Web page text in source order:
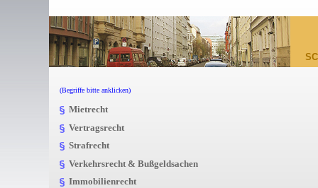
(Begriffe bitte anklicken)
Mietrecht
Vertragsrecht
Strafrecht
Verkehrsrecht & Bußgeldsachen
Immobilienrecht